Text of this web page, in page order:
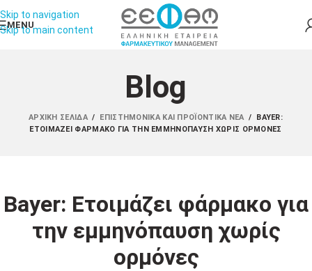
Skip to navigation
Skip to main content
MENU
Blog
ΑΡΧΙΚΉ ΣΕΛΊΔΑ / ΕΠΙΣΤΗΜΟΝΙΚΆ ΚΑΙ ΠΡΟΪΟΝΤΙΚΆ ΝΈΑ /
BAYER:
ΕΤΟΙΜΆΖΕΙ ΦΆΡΜΑΚΟ ΓΙΑ ΤΗΝ ΕΜΜΗΝΌΠΑΥΣΗ ΧΩΡΊΣ ΟΡΜΌΝΕΣ
Bayer: Ετοιμάζει φάρμακο για
την εμμηνόπαυση χωρίς
ορμόνες